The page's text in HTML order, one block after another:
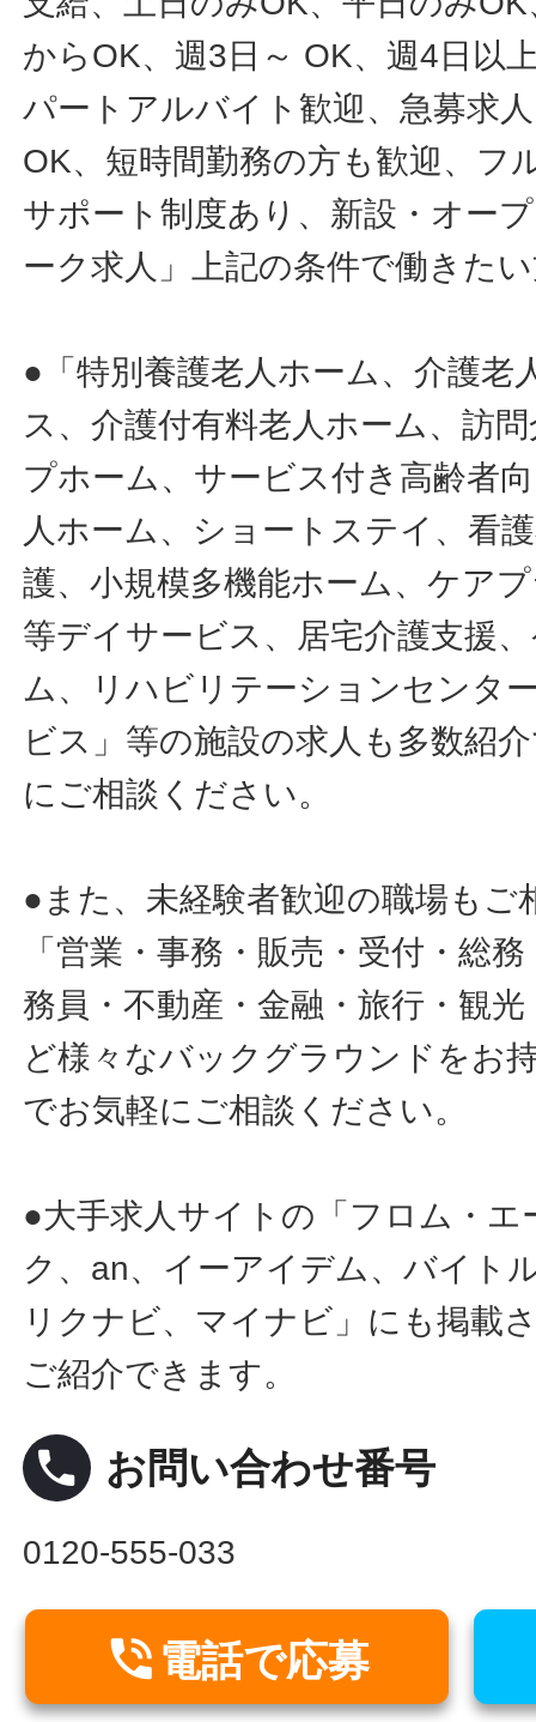
からOK、週3日～ OK、週4日以
パートアルバイト歓迎、急募求
OK、短時間勤務の方も歓迎、フ
サポート制度あり、新設・オー
ーク求人」上記の条件で働きた
●「特別養護老人ホーム、介護老
ス、介護付有料老人ホーム、訪
プホーム、サービス付き高齢者
人ホーム、ショートステイ、看
護、小規模多機能ホーム、ケア
等デイサービス、居宅介護支援
ム、リハビリテーションセンタ
ビス」等の施設の求人も多数紹
にご相談ください。
●また、未経験者歓迎の職場もご
「営業・事務・販売・受付・総
務員・不動産・金融・旅行・観
ど様々なバックグラウンドをお
でお気軽にご相談ください。
●大手求人サイトの「フロム・
ク、an、イーアイデム、バイト
リクナビ、マイナビ」にも掲載
ご紹介できます。
local_phone お問い合わせ番号
0120-555-033
 電話で応募